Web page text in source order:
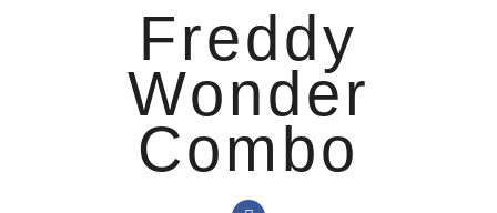
Freddy
Wonder
Combo